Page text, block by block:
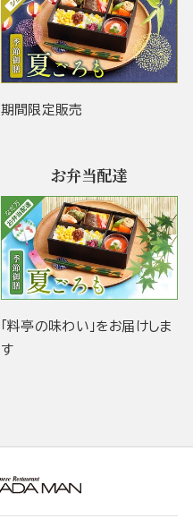
期間限定販売
お弁当配達
「料亭の味わい」をお届けしま
す